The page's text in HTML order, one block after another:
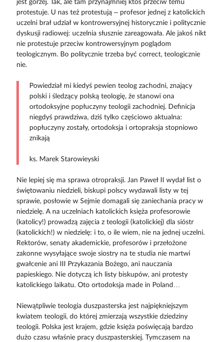
jest gorzej. Tak, ale tam przynajmniej ktoś przeciw temu
protestuje. U nas też protestują – profesor jednej z katolickich
uczelni brał udział w kontrowersyjnej historycznie i politycznie
dyskusji radiowej: uczelnia słusznie zareagowała. Ale jakoś nikt
nie protestuje przeciw kontrowersyjnym poglądom
teologicznym. Bo politycznie trzeba być correct, teologicznie
nie.
Powiedział mi kiedyś pewien teolog zachodni, znający
polski i śledzący polską teologię, że stanowi ona
ortodoksyjne popłuczyny teologii zachodniej. Definicja
niegdyś prawdziwa, dziś tylko częściowo aktualna:
popłuczyny zostały, ortodoksja i ortopraksja stopniowo
znikają
ks. Marek Starowieyski
Nie lepiej się ma sprawa otropraksji. Jan Paweł II wydał list o
świętowaniu niedzieli, biskupi polscy wydawali listy w tej
sprawie, posłowie w Sejmie domagali się zaniechania pracy w
niedzielę. A na uczelniach katolickich księża profesorowie
(katolicy!) prowadzą zajęcia z teologii (katolickiej) dla sióstr
(katolickich!) w niedzielę: i to, o ile wiem, nie na jednej uczelni.
Rektorów, senaty akademickie, profesorów i przełożone
zakonne wysyłające swoje siostry na te studia nie martwi
gwałcenie ani III Przykazania Bożego, ani nauczania
papieskiego. Nie dotyczą ich listy biskupów, ani protesty
katolickiego laikatu. Oto ortodoksja made in Poland…
Niewątpliwie teologia duszpasterska jest najpiękniejszym
kwiatem teologii, do której zmierzają wszystkie dziedziny
teologii. Polska jest krajem, gdzie księża poświęcają bardzo
dużo czasu właśnie pracy duszpasterskiej. Tymczasem na